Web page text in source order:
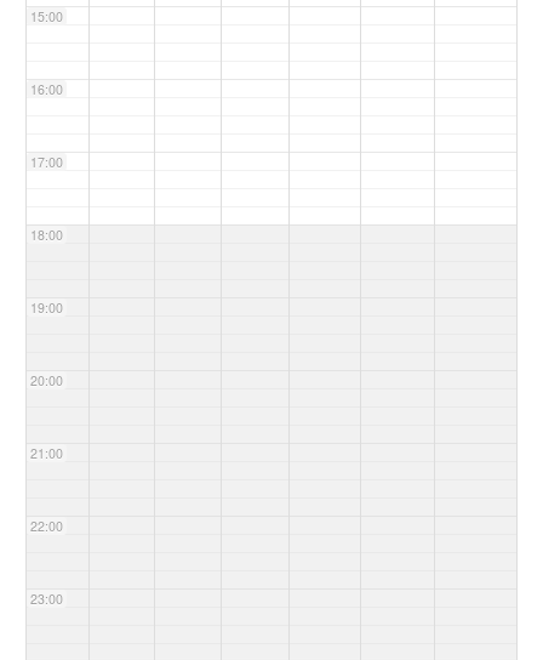
15:00
16:00
17:00
18:00
19:00
20:00
21:00
22:00
23:00